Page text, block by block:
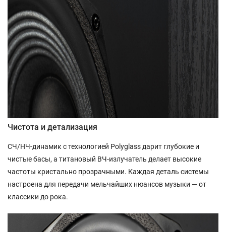
Чистота и детализация
СЧ/НЧ-динамик с технологией Polyglass дарит глубокие и
чистые басы, а титановый ВЧ-излучатель делает высокие
частоты кристально прозрачными. Каждая деталь системы
настроена для передачи мельчайших нюансов музыки — от
классики до рока.